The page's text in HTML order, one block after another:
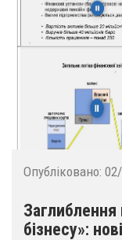
Опубліковано:
бізнесу»: